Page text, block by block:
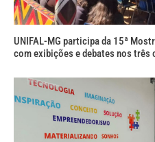
UNIFAL-MG participa da 15ª
com exibições e debates nos três